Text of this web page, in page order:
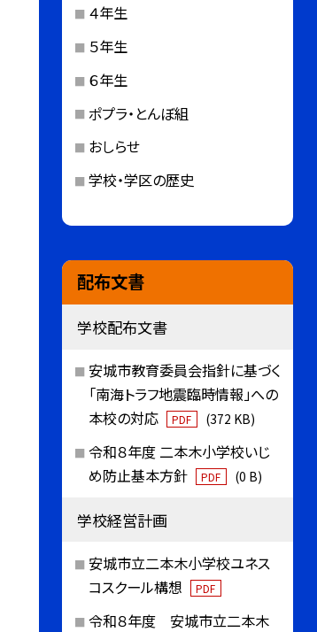
４年生
５年生
６年生
ポプラ・とんぼ組
おしらせ
学校・学区の歴史
配布文書
学校配布文書
安城市教育委員会指針に基づく
「南海トラフ地震臨時情報」への
本校の対応
PDF (372 KB)
令和８年度 二本木小学校いじ
め防止基本方針
PDF (0 B)
学校経営計画
安城市立二本木小学校ユネス
コスクール構想
PDF
令和８年度 安城市立二本木